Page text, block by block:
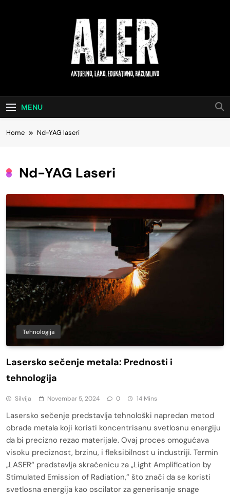
Aktuelno, Lako,
Edukativno,
MENU
Home Nd-YAG laseri
Nd-YAG Laseri
Tehnologija
Lasersko sečenje metala: Prednosti i
tehnologija
Silvija Novembar 5, 2024 0 14 Mins
Lasersko sečenje predstavlja tehnološki napredan metod
obrade metala koji koristi koncentrisanu svetlosnu energiju
da bi precizno rezao materijale. Ovaj proces omogućava
visoku preciznost, brzinu, i fleksibilnost u industriji. Termin
„LASER“ predstavlja skraćenicu za „Light Amplification by
Stimulated Emission of Radiation,“ što znači da se koristi
svetlosna energija kao oscilator za generisanje snage